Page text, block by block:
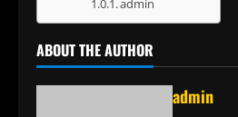
admin
ABOUT THE AUTHOR
admin